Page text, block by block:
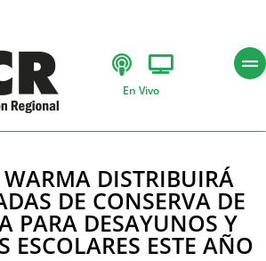
En Vivo
DISTRIBUIRÁ
DE CONSERVA DE
PARA DESAYUNOS Y
ESCOLARES ESTE AÑO